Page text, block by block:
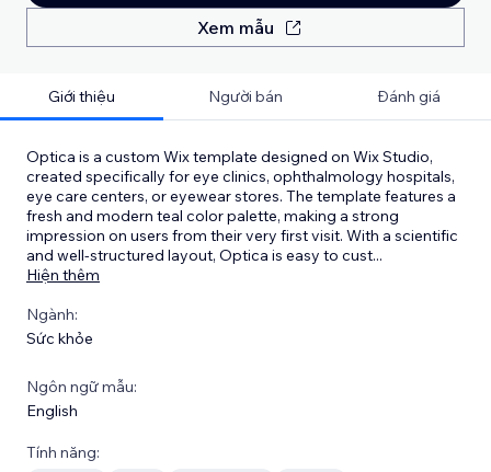
Xem mẫu
Giới thiệu Người bán Đánh giá
Optica is a custom Wix template designed on Wix Studio,
created specifically for eye clinics, ophthalmology hospitals,
eye care centers, or eyewear stores. The template features a
fresh and modern teal color palette, making a strong
impression on users from their very first visit. With a scientific
and well-structured layout, Optica is easy to cust...
Hiện thêm
Ngành:
Sức khỏe
Ngôn ngữ mẫu:
English
Tính năng: